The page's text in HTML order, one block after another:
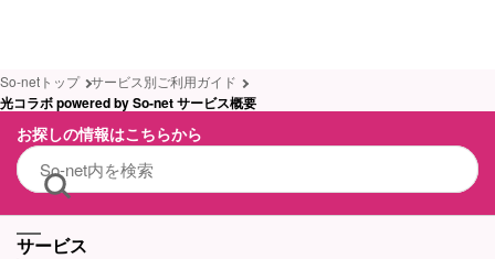
So-netトップ サービス別ご利用ガイド
光コラボ powered by So-net サービス概要
お探しの情報はこちらから
サービス